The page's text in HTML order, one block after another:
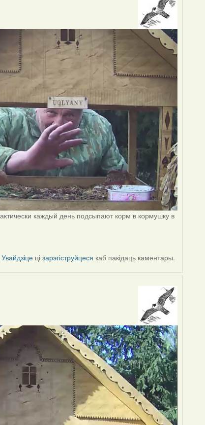
каждый день подсыпают корм в кормушку в
Увайдзіце цізарэгіструйцеся каб пакідаць каментары.